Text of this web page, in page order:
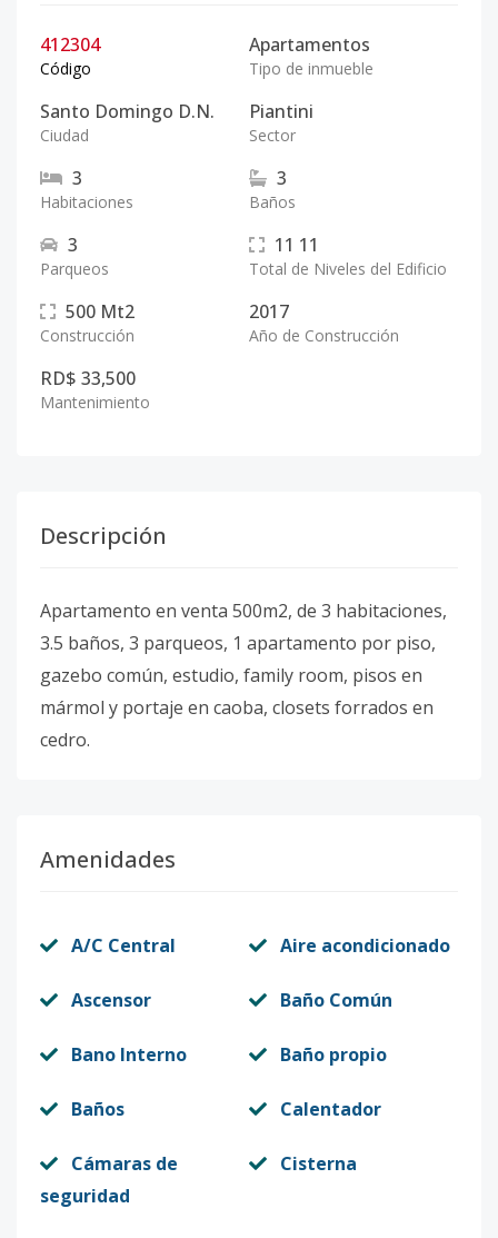
412304
Código
Apartamentos
Tipo de inmueble
Santo Domingo D.N.
Ciudad
Piantini
Sector
3
Habitaciones
3
Baños
3
Parqueos
11 11
Total de Niveles del Edificio
500 Mt2
Construcción
2017
Año de Construcción
RD$ 33,500
Mantenimiento
Descripción
Apartamento en venta 500m2, de 3 habitaciones,
3.5 baños, 3 parqueos, 1 apartamento por piso,
gazebo común, estudio, family room, pisos en
mármol y portaje en caoba, closets forrados en
cedro.
Amenidades
A/C Central Aire acondicionado
Ascensor Baño Común
Bano Interno Baño propio
Baños Calentador
Cámaras de
seguridad
Cisterna